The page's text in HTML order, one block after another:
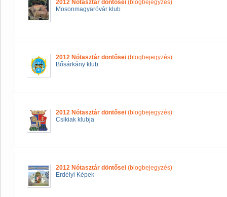
2012 Nótasztár döntősei (blogbejegyzés)
Mosonmagyaróvár klub
2012 Nótasztár döntősei (blogbejegyzés)
Bősárkány klub
2012 Nótasztár döntősei (blogbejegyzés)
Csikiak klubja
2012 Nótasztár döntősei (blogbejegyzés)
Erdélyi Képek